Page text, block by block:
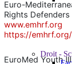
Droit -
Euro-
Rights Defenders
www.emhrf.org
https://
EuroMed Youth III